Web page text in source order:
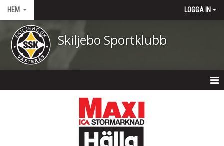
HEM LOGGA IN
Skiljebo Sportklubb